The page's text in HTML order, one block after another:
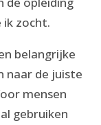
ik zocht.
belangrijke
naar de juiste
mensen
gebruiken